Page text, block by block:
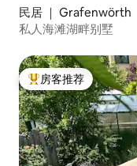
民居 ｜ Grafenwörth
私人海滩湖畔别墅
热门「房客推荐」
房客推荐